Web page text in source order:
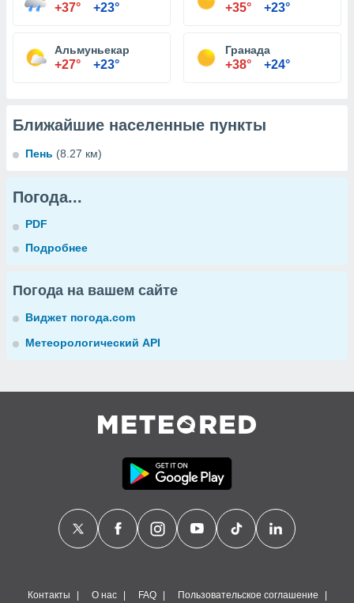
+37° +23° +35° +23°
Альмуньекар
+27° +23°
Гранада
+38° +24°
Ближайшие населенные пункты
Пень (8.27 км)
Погода...
PDF
Подробнее
Погода на вашем сайте
Виджет погода.com
Метеорологический API
Контакты О нас FAQ Пользовательское соглашение